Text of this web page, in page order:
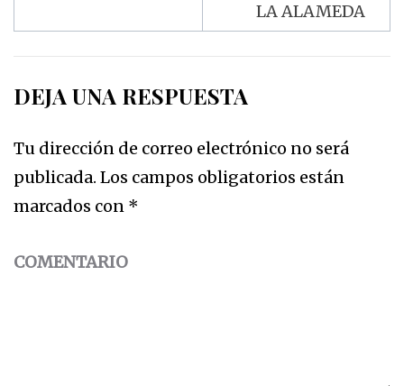
LA ALAMEDA
DEJA UNA RESPUESTA
Tu dirección de correo electrónico no será
publicada. Los campos obligatorios están
marcados con *
COMENTARIO